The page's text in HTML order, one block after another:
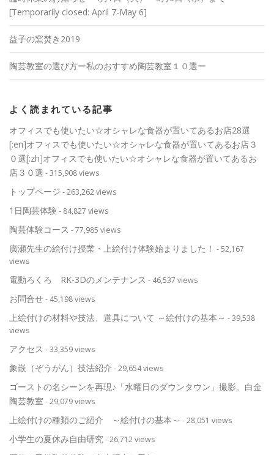
[Temporarily closed: April 7-May 6]
益子の窯焚き2019
陶芸教室の選び方ー私のおすすめ陶芸教室１０選ー
よく読まれている記事
オフィスでも使いたい☆オシャレな食器が置いてあるお店28選
[:en]オフィスでも使いたい☆オシャレな食器が置いてあるお店３
０選[:zh]オフィスでも使いたい☆オシャレな食器が置いてあるお
店３０選 - 315,908 views
トップページ - 263,262 views
1日陶芸体験 - 84,827 views
陶芸体験コース - 77,985 views
廣瀬先生の絵付け授業・上絵付け体験始まりました！ - 52,167
views
電動ろくろ RK-3Dのメンテナンス - 46,537 views
お問合せ- 45,198 views
上絵付けの材料や技法、道具について ～絵付けの基本～ - 39,538
views
アクセス - 33,359 views
象嵌（ぞうがん）技法紹介 - 29,654 views
ゴーストの名シーンを再現♪「水曜日のダウンタウン」撮影。白金
陶芸教室 - 29,079 views
上絵付けの種類のご紹介 ～絵付けの基本～ - 28,051 views
小学生の夏休み自由研究- 26,712 views